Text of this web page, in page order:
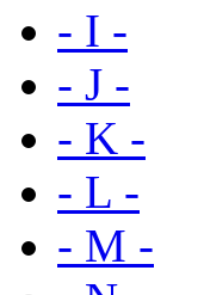
- I -
- J -
- K -
- L -
- M -